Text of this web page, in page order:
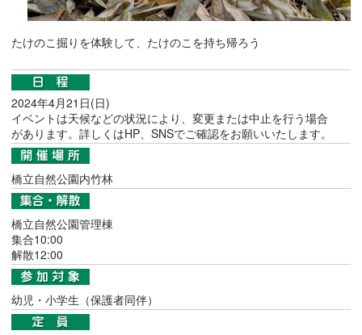
たけのこ掘りを体験して、たけのこを持ち帰ろう
2024年4月21日(日)
イベントは天候などの状況により、変更または中止を行う場合
があります。詳しくはHP、SNSでご確認をお願いいたします。
橋立自然公園内竹林
橋立自然公園管理棟
集合10:00
解散12:00
幼児・小学生（保護者同伴）